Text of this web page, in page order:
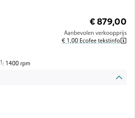
€ 879,00
Aanbevolen verkoopprijs
€ 1,00 Ecofee tekstinfo
Voetnoot 1: De maximale centrifugesnelheid wordt automatisch
1: 1400 rpm